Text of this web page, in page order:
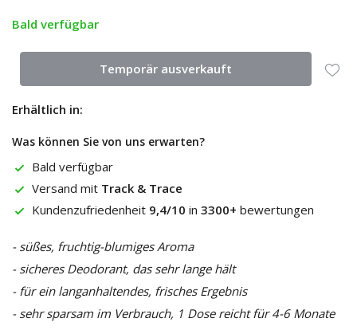
Bald verfügbar
Temporär ausverkauft
Erhältlich in:
Was können Sie von uns erwarten?
Bald verfügbar
Versand mit Track & Trace
Kundenzufriedenheit 9,4/10 in 3300+ bewertungen
- süßes, fruchtig-blumiges Aroma
- sicheres Deodorant, das sehr lange hält
- für ein langanhaltendes, frisches Ergebnis
- sehr sparsam im Verbrauch, 1 Dose reicht für 4-6 Monate